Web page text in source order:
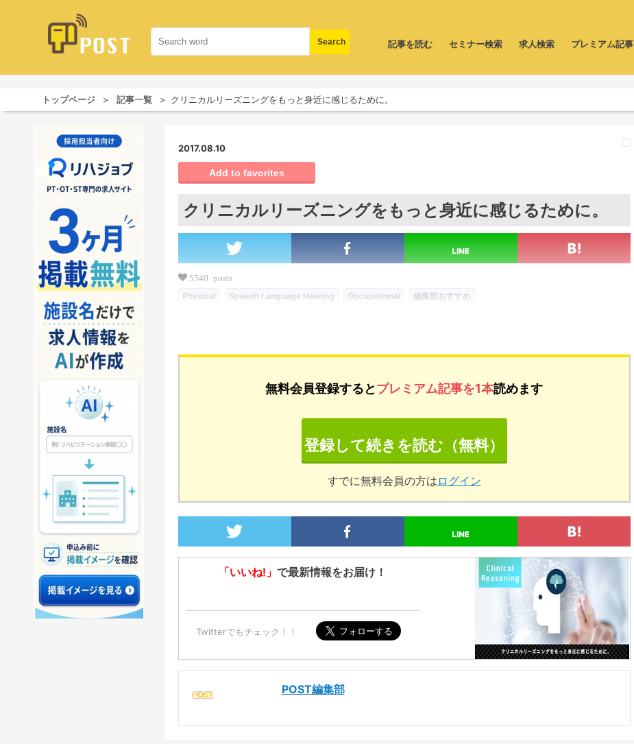
記事を読む セミナー検索 求人検索 プレミアム記事
トップページ 記事一覧 クリニカルリーズニングをもっと身近に感じるために。
2017.08.10
Add to favorites
クリニカルリーズニングをもっと身近に感じるために。
5540 posts
Physical Speech Language Hearing Occupational 編集部おすすめ
無料会員登録するとプレミアム記事を1本読めます
登録して続きを読む（無料）
すでに無料会員の方は ログイン
「いいね!」 で最新情報をお届け！
Twitterでもチェック！！
POST編集部